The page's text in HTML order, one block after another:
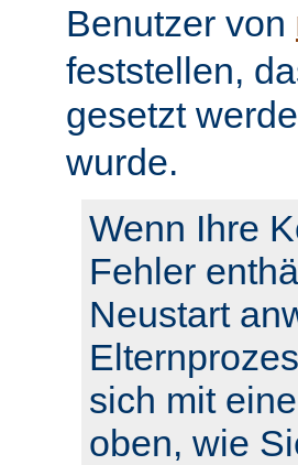
Benutzer von
feststellen,
gesetzt
wurde.
Wenn Ihre
Fehler
Neustart
sich mit
oben, wie